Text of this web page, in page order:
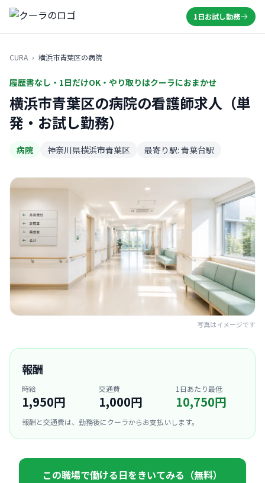
1日お試し勤務
CURA › 横浜市青葉区の病院
履歴書なし・1日だけOK・やり取りはクーラにおまかせ
横浜市青葉区の病院の看護師求人（単
発・お試し勤務）
病院 神奈川県横浜市青葉区 最寄り駅: 青葉台駅
写真はイメージです
報酬
時給
1,950円
交通費
1,000円
1日あたり最低
10,750円
報酬と交通費は、勤務後にクーラからお支払いします。
この職場で働ける日をきいてみる（無料）